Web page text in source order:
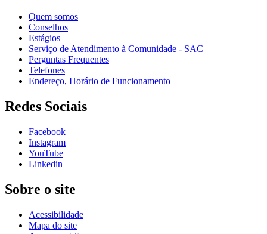
Quem somos
Conselhos
Estágios
Serviço de Atendimento à Comunidade - SAC
Perguntas Frequentes
Telefones
Endereço, Horário de Funcionamento
Redes Sociais
Facebook
Instagram
YouTube
Linkedin
Sobre o site
Acessibilidade
Mapa do site